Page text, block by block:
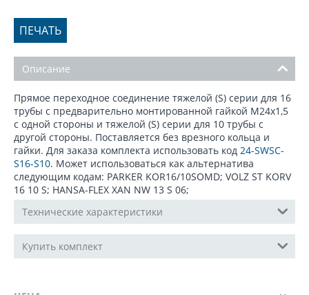
ПЕЧАТЬ
Описание
Прямое переходное соединение тяжелой (S) серии для 16
трубы с предварительно монтированной гайкой М24x1,5
с одной стороны и тяжелой (S) серии для 10 трубы с
другой стороны. Поставляется без врезного кольца и
гайки. Для заказа комплекта использовать код 24-SWSC-
S16-S10. Может использоваться как альтернатива
следующим кодам: PARKER KOR16/10SOMD; VOLZ ST KORV
16 10 S; HANSA-FLEX XAN NW 13 S 06;
Технические характеристики
Купить комплект